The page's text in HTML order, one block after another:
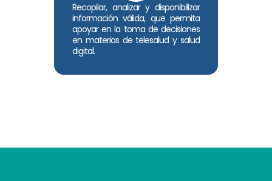
Recopilar, analizar y disponibilizar
información válida, que permita
apoyar en la toma de decisiones
en materias de telesalud y salud
digital.